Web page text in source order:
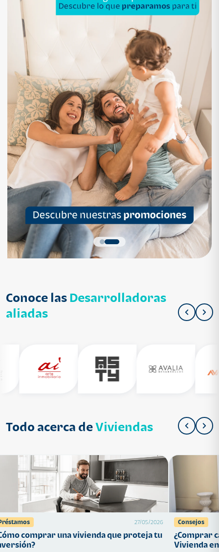
Conoce las Desarrolladoras
aliadas
Todo acerca deViviendas
27/05/2026
comprar una vivienda que proteja tu
Consejos
¿Comprar
Vivienda